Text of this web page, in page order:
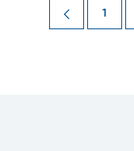
Página
1